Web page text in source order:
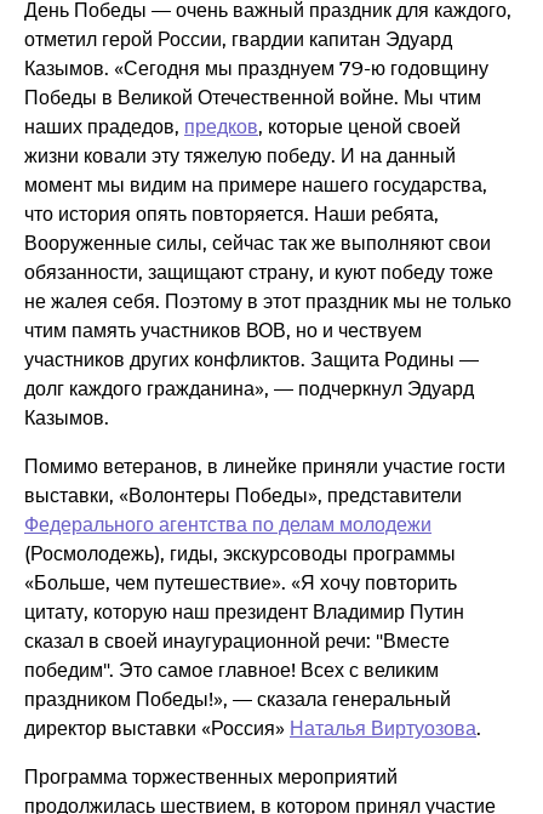
День Победы — очень важный праздник для каждого,
отметил герой России, гвардии капитан Эдуард
Казымов. «Сегодня мы празднуем 79-ю годовщину
Победы в Великой Отечественной войне. Мы чтим
наших прадедов, предков, которые ценой своей
жизни ковали эту тяжелую победу. И на данный
момент мы видим на примере нашего государства,
что история опять повторяется. Наши ребята,
Вооруженные силы, сейчас так же выполняют свои
обязанности, защищают страну, и куют победу тоже
не жалея себя. Поэтому в этот праздник мы не только
чтим память участников ВОВ, но и чествуем
участников других конфликтов. Защита Родины —
долг каждого гражданина», — подчеркнул Эдуард
Казымов.
Помимо ветеранов, в линейке приняли участие гости
выставки, «Волонтеры Победы», представители
Федерального агентства по делам молодежи
(Росмолодежь), гиды, экскурсоводы программы
«Больше, чем путешествие». «Я хочу повторить
цитату, которую наш президент Владимир Путин
сказал в своей инаугурационной речи: "Вместе
победим". Это самое главное! Всех с великим
праздником Победы!», — сказала генеральный
директор выставки «Россия» Наталья Виртуозова.
Программа торжественных мероприятий
продолжилась шествием, в котором принял участие